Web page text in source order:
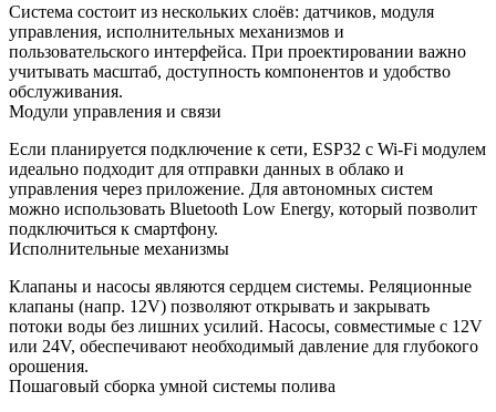
Система состоит из нескольких слоёв: датчиков, модуля
управления, исполнительных механизмов и
пользовательского интерфейса. При проектировании важно
учитывать масштаб, доступность компонентов и удобство
обслуживания.
Модули управления и связи
Если планируется подключение к сети, ESP32 с Wi‑Fi модулем
идеально подходит для отправки данных в облако и
управления через приложение. Для автономных систем
можно использовать Bluetooth Low Energy, который позволит
подключиться к смартфону.
Исполнительные механизмы
Клапаны и насосы являются сердцем системы. Реляционные
клапаны (напр. 12V) позволяют открывать и закрывать
потоки воды без лишних усилий. Насосы, совместимые с 12V
или 24V, обеспечивают необходимый давление для глубокого
орошения.
Пошаговый сборка умной системы полива